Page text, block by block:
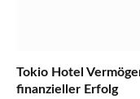
Tokio Hotel
finanzieller Erfolg